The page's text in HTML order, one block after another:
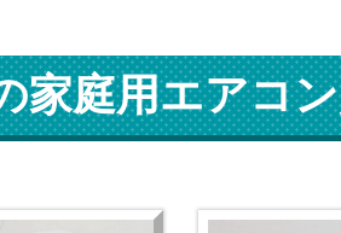
家庭用エアコ